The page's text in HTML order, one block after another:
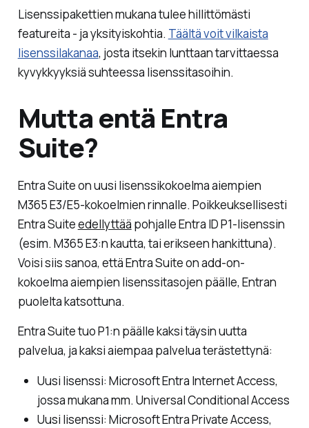
Lisenssipakettien mukana tulee hillittömästi
featureita - ja yksityiskohtia. Täältä voit vilkaista
lisenssilakanaa, josta itsekin lunttaan tarvittaessa
kyvykkyyksiä suhteessa lisenssitasoihin.
Mutta entä Entra
Suite?
Entra Suite on uusi lisenssikokoelma aiempien
M365 E3/E5-kokoelmien rinnalle. Poikkeuksellisesti
Entra Suiteedellyttää pohjalle Entra ID P1-lisenssin
(esim. M365 E3:n kautta, tai erikseen hankittuna).
Voisi siis sanoa, että Entra Suite on add-on-
kokoelma aiempien lisenssitasojen päälle, Entran
puolelta katsottuna.
Entra Suite tuo P1:n päälle kaksi täysin uutta
palvelua, ja kaksi aiempaa palvelua terästettynä:
Uusi lisenssi: Microsoft Entra Internet Access,
jossa mukana mm. Universal Conditional Access
Uusi lisenssi: Microsoft Entra Private Access,